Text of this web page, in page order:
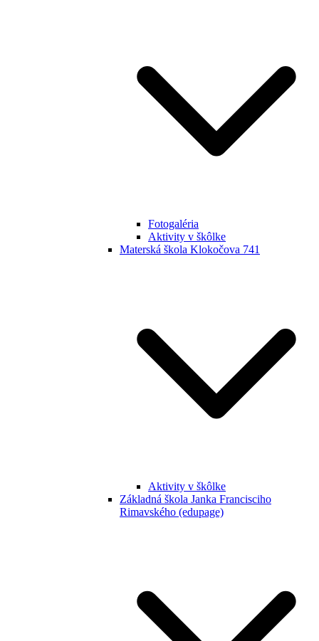
Fotogaléria
Aktivity v škôlke
Materská škola Klokočova 741
Aktivity v škôlke
Základná škola Janka Francisciho
Rimavského (edupage)